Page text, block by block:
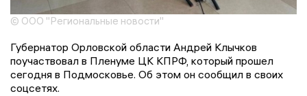
© ООО "Региональные новости"
Губернатор Орловской области Андрей Клычков
поучаствовал в Пленуме ЦК КПРФ, который прошел
сегодня в Подмосковье. Об этом он сообщил в своих
соцсетях.